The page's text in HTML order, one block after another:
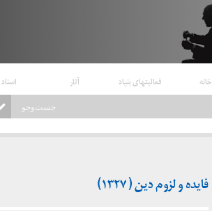
خانه فعالیتهای بنیاد آثار اسناد
فایده و لزوم دین ( ۱۳۲۷)